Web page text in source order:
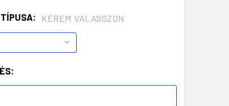
KÉREM VÁLASSZON